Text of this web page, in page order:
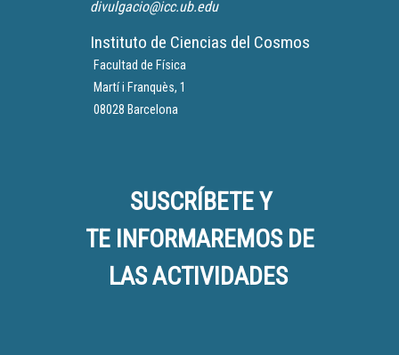
divulgacio@icc.ub.edu
Instituto de Ciencias del Cosmos
Facultad de Física
Martí i Franquès, 1
08028 Barcelona
SUSCRÍBETE Y
TE INFORMAREMOS DE
LAS ACTIVIDADES